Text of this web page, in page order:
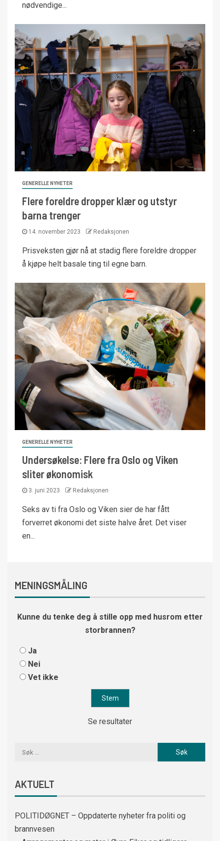
nødvendige...
GENERELLE NYHETER
Flere foreldre dropper klær og utstyr
barna trenger
14. november 2023 Redaksjonen
Prisveksten gjør nå at stadig flere foreldre dropper
å kjøpe helt basale ting til egne barn.
GENERELLE NYHETER
Undersøkelse: Flere fra Oslo og Viken
sliter økonomisk
3. juni 2023 Redaksjonen
Seks av ti fra Oslo og Viken sier de har fått
forverret økonomi det siste halve året. Det viser
en...
MENINGSMÅLING
Kunne du tenke deg å stille opp med husrom etter
storbrannen?
Ja
Nei
Vet ikke
Se resultater
AKTUELT
POLITIDØGNET – Oppdaterte nyheter fra politi og
brannvesen